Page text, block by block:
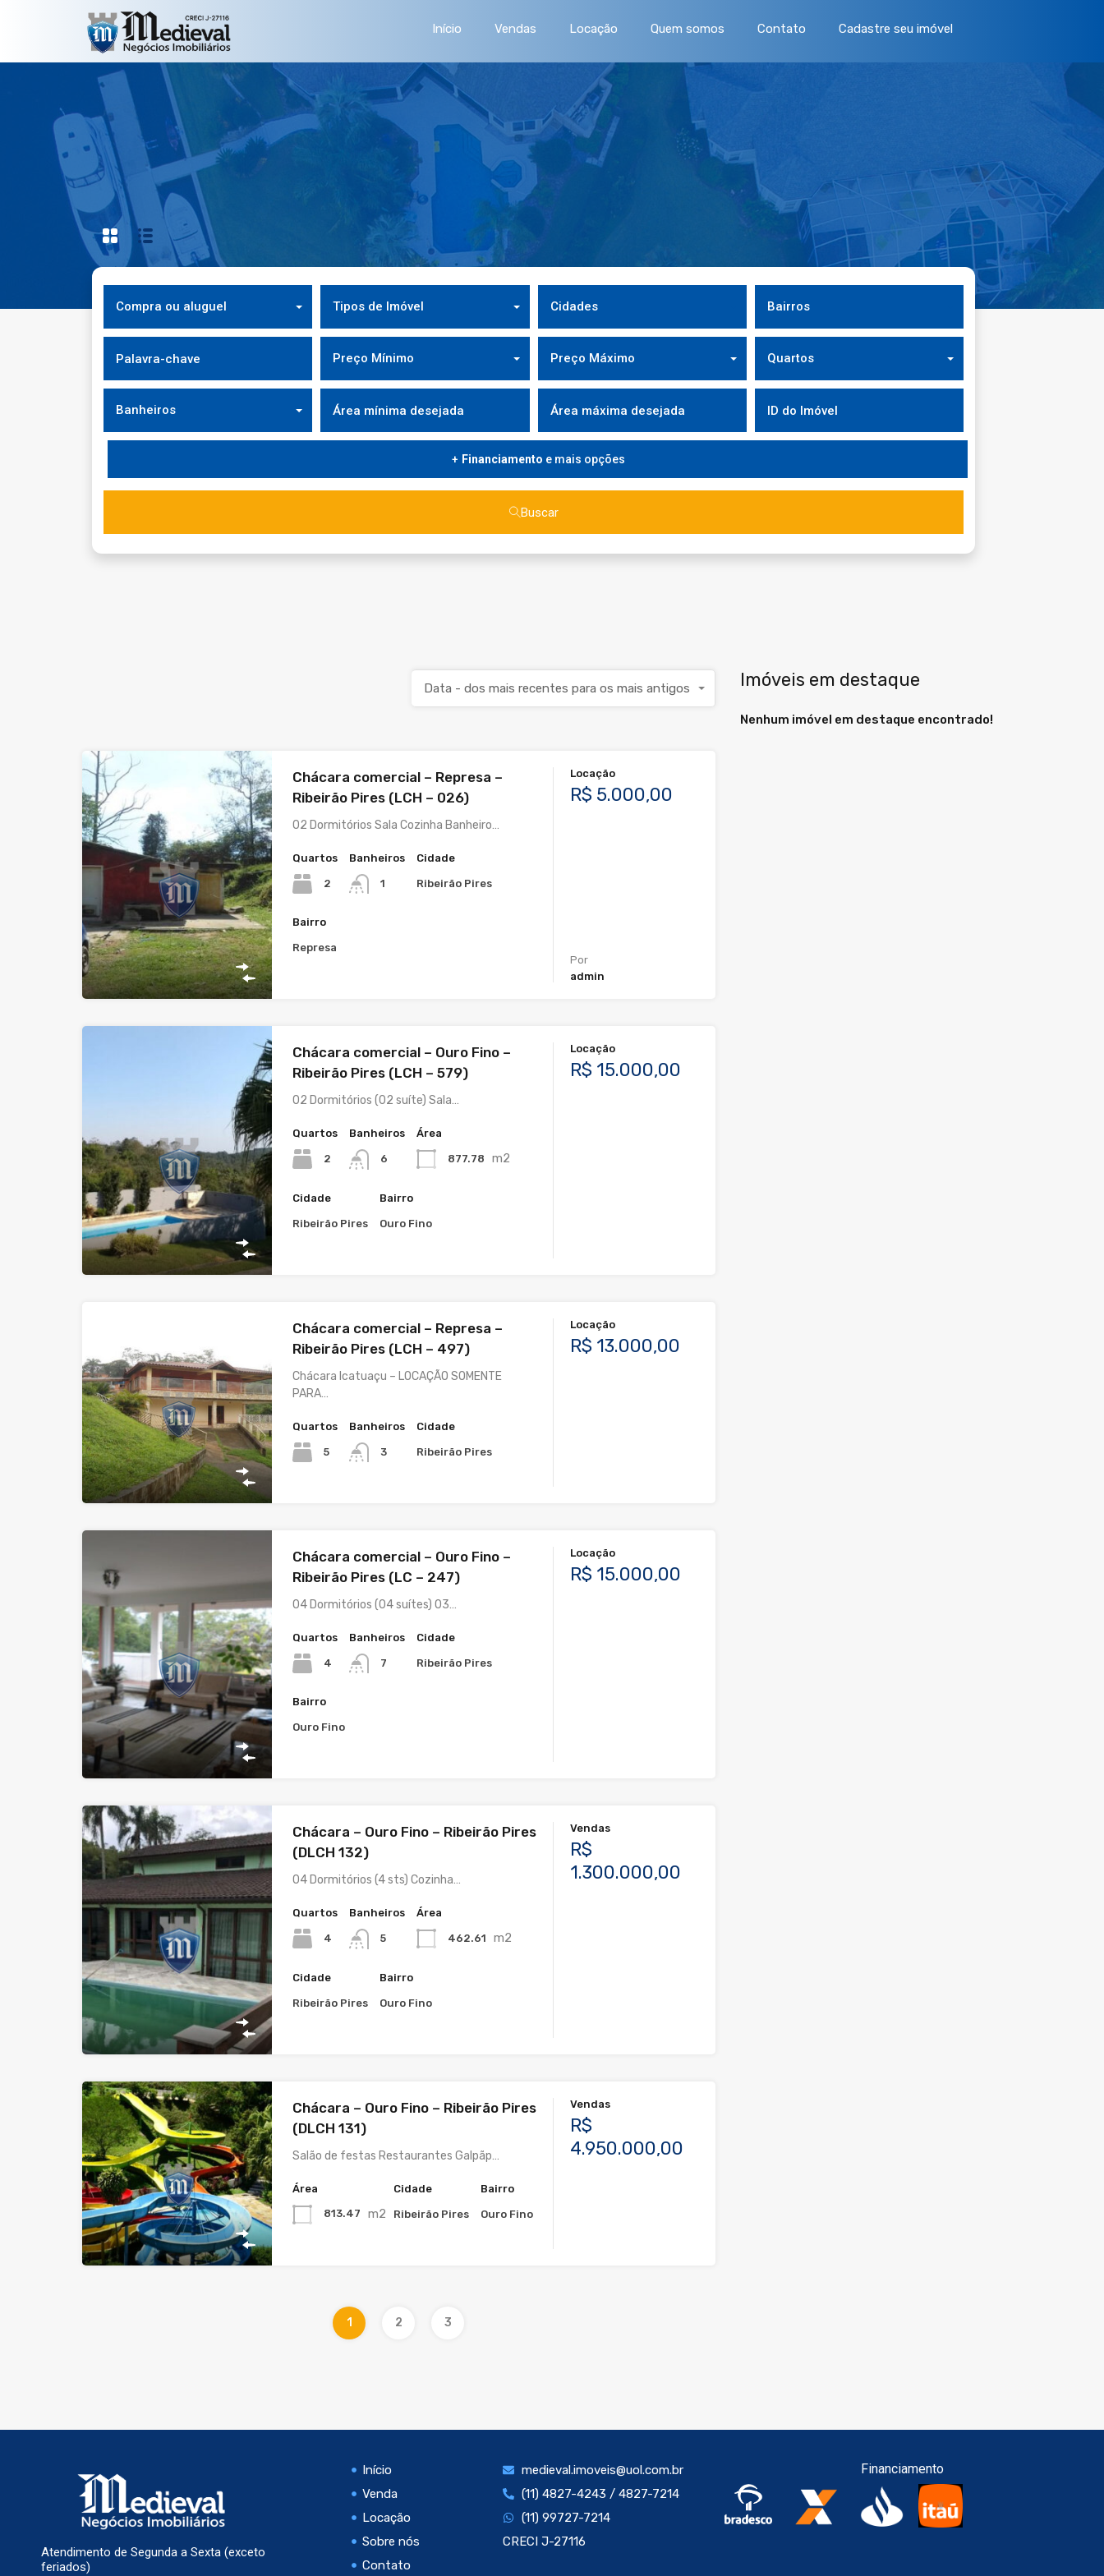
Início Vendas Locação Quem somos Contato Cadastre seu imóvel
Compra ou aluguel Tipos de Imóvel Cidades Bairros
Preço Mínimo Preço Máximo Quartos
Banheiros
Financiamento e mais opções
Buscar
Data - dos mais recentes para os mais antigos
Chácara comercial – Represa –
Ribeirão Pires (LCH – 026)
02 Dormitórios Sala Cozinha Banheiro…
Quartos
2
Banheiros
1
Cidade
Ribeirão Pires
Bairro
Represa
Locação
R$ 5.000,00
Por
admin
Chácara comercial – Ouro Fino –
Ribeirão Pires (LCH – 579)
02 Dormitórios (02 suíte) Sala…
Quartos
2
Banheiros
6
Área
877.78 m2
Cidade
Ribeirão Pires
Bairro
Ouro Fino
Locação
R$ 15.000,00
Chácara comercial – Represa –
Ribeirão Pires (LCH – 497)
Chácara Icatuaçu – LOCAÇÃO SOMENTE
PARA…
Quartos
5
Banheiros
3
Cidade
Ribeirão Pires
Locação
R$ 13.000,00
Chácara comercial – Ouro Fino –
Ribeirão Pires (LC – 247)
04 Dormitórios (04 suítes) 03…
Quartos
4
Banheiros
7
Cidade
Ribeirão Pires
Bairro
Ouro Fino
Locação
R$ 15.000,00
Chácara – Ouro Fino – Ribeirão Pires
(DLCH 132)
04 Dormitórios (4 sts) Cozinha…
Quartos
4
Banheiros
5
Área
462.61 m2
Cidade
Ribeirão Pires
Bairro
Ouro Fino
Vendas
R$
1.300.000,00
Chácara – Ouro Fino – Ribeirão Pires
(DLCH 131)
Salão de festas Restaurantes Galpãp…
Área
813.47 m2
Cidade
Ribeirão Pires
Bairro
Ouro Fino
Vendas
R$
4.950.000,00
1 2 3
Imóveis em destaque
Nenhum imóvel em destaque encontrado!
Atendimento de Segunda a Sexta (exceto
feriados)
Início
Venda
Locação
Sobre nós
Contato
medieval.imoveis@uol.com.br
(11) 4827-4243 / 4827-7214
(11) 99727-7214
CRECI J-27116
Financiamento